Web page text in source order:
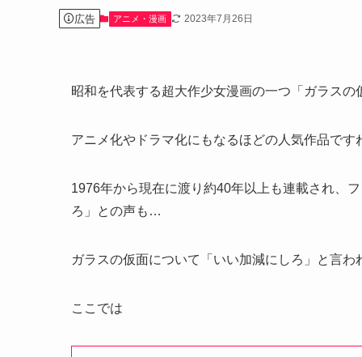
広告 アニメ・漫画 2023年7月26日
昭和を代表する超大作少女漫画の一つ「ガラスの
アニメ化やドラマ化にもなるほどの人気作品です
1976年から現在に渡り約40年以上も連載され、
ろ」との声も…
ガラスの仮面について「いい加減にしろ」と言
ここでは